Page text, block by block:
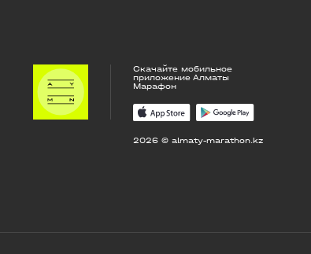
Скачайте мобильное
приложение Алматы
Марафон
2026 © almaty-marathon.kz